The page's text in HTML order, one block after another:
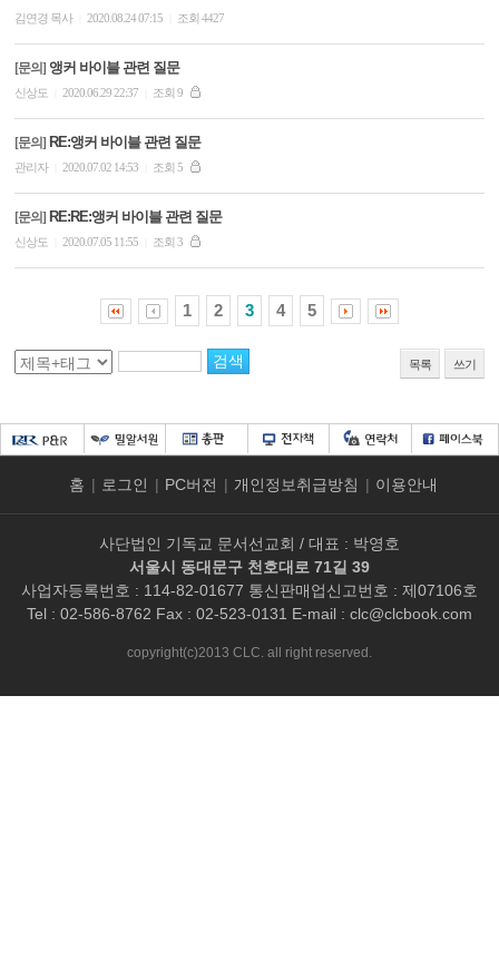
김연경 목사 2020.08.24 07:15 조회 4427
[문의] 앵커 바이블 관련 질문
신상도 2020.06.29 22:37 조회 9
[문의] RE:앵커 바이블 관련 질문
관리자 2020.07.02 14:53 조회 5
[문의] RE:RE:앵커 바이블 관련 질문
신상도 2020.07.05 11:55 조회 3
1 2 3 4 5
목록 쓰기
홈 | 로그인 | PC버전 | 개인정보취급방침 | 이용안내
사단법인 기독교 문서선교회 / 대표 : 박영호
서울시 동대문구 천호대로 71길 39
사업자등록번호 : 114-82-01677 통신판매업신고번호 : 제07106호
Tel : 02-586-8762 Fax : 02-523-0131 E-mail : clc@clcbook.com
copyright(c)2013 CLC. all right reserved.